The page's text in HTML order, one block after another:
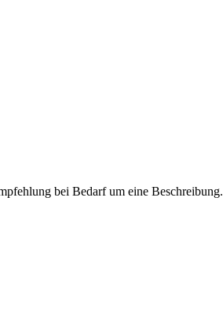
bei Bedarf um eine Beschreibung.